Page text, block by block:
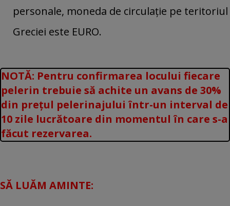
personale, moneda de circulație pe teritoriul
Greciei este EURO.
NOTĂ: Pentru confirmarea locului fiecare
pelerin trebuie să achite un avans de 30%
din prețul pelerinajului într-un interval de
10 zile lucrătoare din momentul în care s-a
făcut rezervarea.
SĂ LUĂM AMINTE: